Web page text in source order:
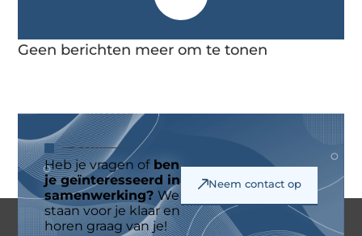
Geen berichten meer om te tonen
Heb je vragen ofben
je geïnteresseerd in
samenwerking? We
staan voor je klaar en
horen graag van je!
Neem contact op